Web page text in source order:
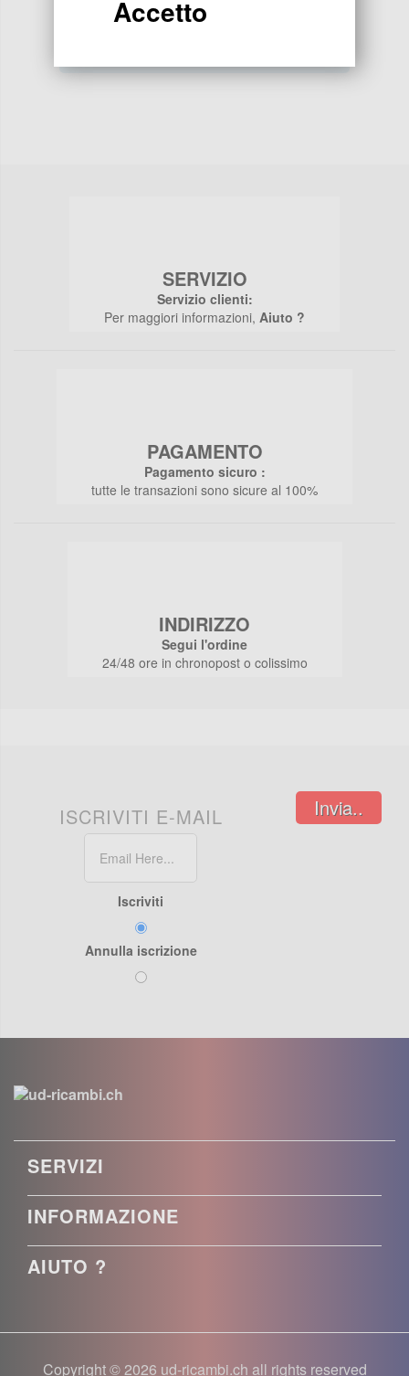
SERVIZIO
Servizio clienti:
Per maggiori informazioni, Aiuto ?
PAGAMENTO
Pagamento sicuro :
tutte le transazioni sono sicure al 100%
INDIRIZZO
Segui l'ordine
24/48 ore in chronopost o colissimo
ISCRIVITI E-MAIL
Iscriviti
Annulla iscrizione
Invia..
SERVIZI
INFORMAZIONE
AIUTO ?
Copyright © 2026 ud-ricambi.ch all rights reserved
Accetto